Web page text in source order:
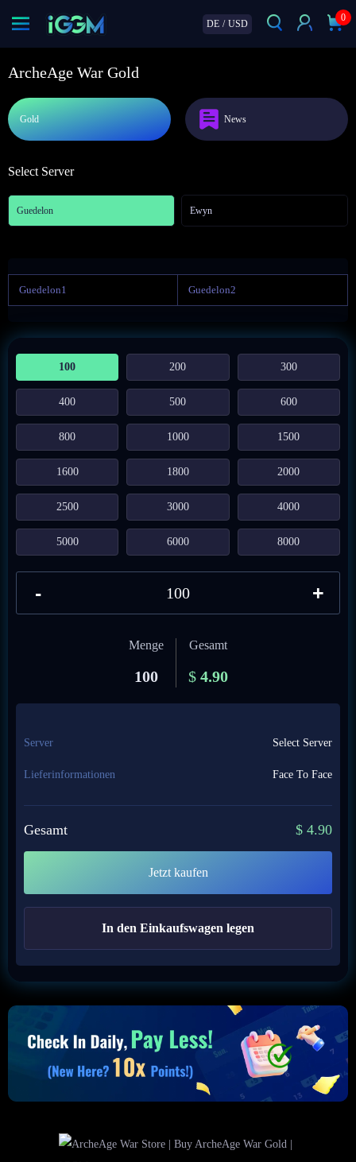
DE / USD
0
ArcheAge War Gold
Gold News
Select Server
Guedelon Ewyn
Guedelon1 Guedelon2
100 200 300
400 500 600
800 1000 1500
1600 1800 2000
2500 3000 4000
5000 6000 8000
- +
Menge
100
Gesamt
$ 4.90
Server Select Server
Lieferinformationen Face To Face
Gesamt $ 4.90
Jetzt kaufen
In den Einkaufswagen legen